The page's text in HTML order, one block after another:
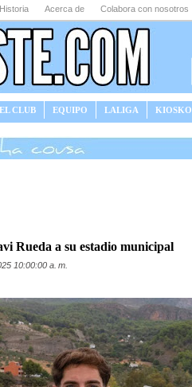
Historia Acerca de Colabora con nosotros
EL CLUB EQUIPO LALIGA KIOSKO
Rueda a su estadio municipal
10:00:00 a. m.